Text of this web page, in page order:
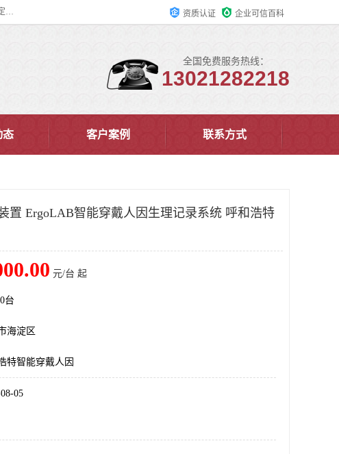
眼动仪多少钱?北京津发科技股份有限公司主营：事件相关电位仪、生理仪、肌电仪、脑电仪、皮电仪、眼动仪；是国家级高新技术企业、科技部认定的科技型中小企业和中关村高新技术企业，具备保密资格，具备自主进出口经营权；自主研发技术、产品与服务荣获多项省部级科学技术奖励、国家发明专利、国家软件著作权和省部级新技术新产品（服务）认证。 资质认证 企业可信百科
全国免费服务热线：
13021282218
态 客户案例 联系方式
置 ErgoLAB智能穿戴人因生理记录系统 呼和浩特
元/台 起
台
海淀区
特智能穿戴人因
05